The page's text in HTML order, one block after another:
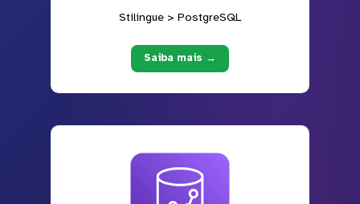
Stilingue > PostgreSQL
Saiba mais →